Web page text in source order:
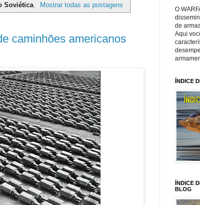
Soviética. Mostrar todas as postagens
caminhões americanos
O
de
Aqui
ÍNDICE
ÍNDICE
BLOG